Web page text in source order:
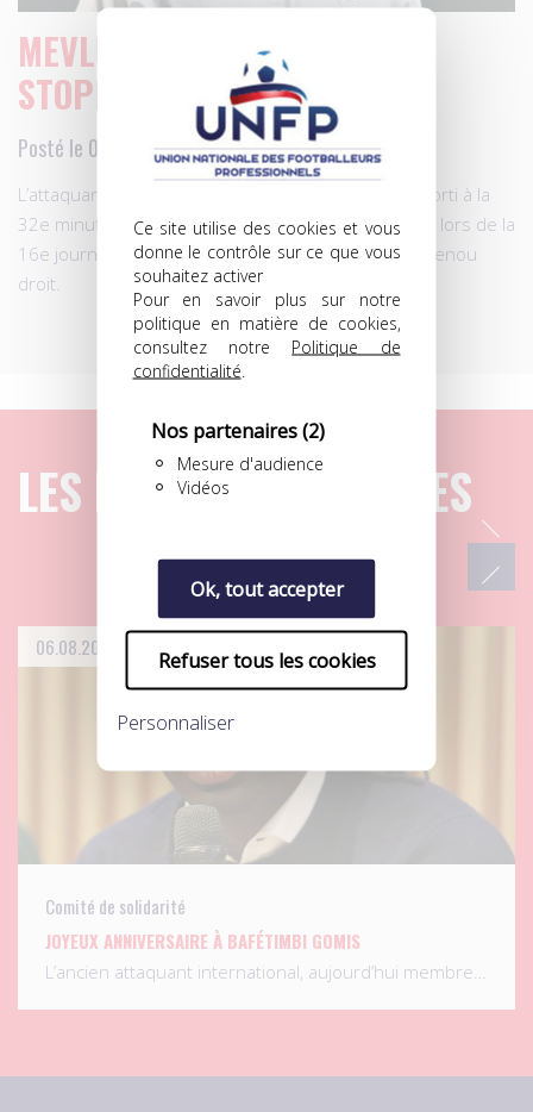
Ce site utilise des cookies et vous
donne le contrôle sur ce que vous
souhaitez activer
Pour en savoir plus sur notre
politique en matière de cookies,
consultez notre Politique de
confidentialité
Nos partenaires(2)
Mesure d'audience
Vidéos
Ok, tout accepter
Refuser tous les cookies
Personnaliser
MEVLUT ERDING, ENCORE
STOPPÉ!
Posté le 06.12.2009 à 09h18
L’attaquant du Paris Saint-Germain Mevlut Erding, sorti à la
32e minute du match perdu (0-1) contre Bordeaux, lors de la
16e journée de Ligue 1, souffre d’une entorse du genou
droit.
LES DERNIERS ARTICLES
06.08.2026
Comité de solidarité
JOYEUX ANNIVERSAIRE À BAFÉTIMBI GOMIS
L’ancien attaquant international, aujourd’hui membre…